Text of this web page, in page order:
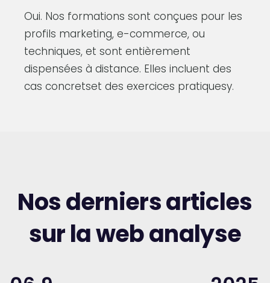
Oui. Nos formations sont conçues pour les
profils marketing, e-commerce, ou
techniques, et sont entièrement
dispensées à distance. Elles incluent des
cas concretset des exercices pratiquesy.
Nos derniers articles
sur la web analyse